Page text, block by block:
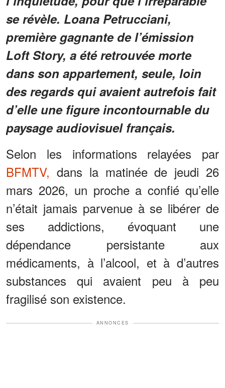
se révèle. Loana Petrucciani,
première gagnante de l’émission
Loft Story, a été retrouvée morte
dans son appartement, seule, loin
des regards qui avaient autrefois fait
d’elle une figure incontournable du
paysage audiovisuel français.
Selon les informations relayées par
BFMTV, dans la matinée de jeudi 26
mars 2026, un proche a confié qu’elle
n’était jamais parvenue à se libérer de
ses addictions, évoquant une
dépendance persistante aux
médicaments, à l’alcool, et à d’autres
substances qui avaient peu à peu
fragilisé son existence.
ANNONCES